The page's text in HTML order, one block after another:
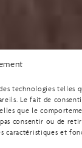
technologies telles
Le fait de
que le
consentir ou de
caractéristiques et